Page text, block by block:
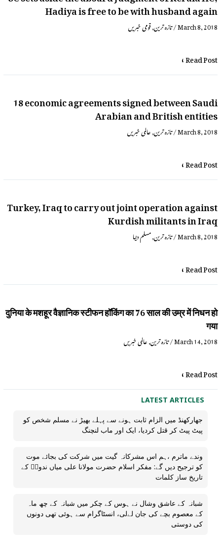
LATEST ARTICLES
جھارکھنڈ میں الزام ثابت ہونے سے پہلے بھیڑ نے مسلم شخص کو
پیٹ پیٹ کر قتل کردیا، ایک اور ماب لنچنگ
وندے ماترم ،ہم اس مشرکانہ گیت میں شرکت کی بجائے موت
کو ترجیح دیں گے: مفکر اسلام حضرت مولانا علی میاں ندویؒ کے
تاریخ ساز کلمات
شبانہ کے عاشق وشال نے ہوس کے چکر میں شبانہ کے چھ ماہ
کے معصوم بچے کی جان لےلی، انسٹاگرام سے ہوئی تھی دونوں
کی دوستی
Hadiya is free to be with husband again
تازہ ترین,قومی خبریں /March 8, 2018
Read Post »
18 economic agreements signed between Saudi
Arabian and British entities
تازہ ترین,عالمی خبریں /March 8, 2018
Read Post »
Turkey, Iraq to carry out joint operation against
Kurdish militants in Iraq
تازہ ترین,مسلم دنیا /March 8, 2018
Read Post »
दुनिया के मशहूर वैज्ञानिक स्‍टीफन हॉकिंग का 76 साल की उम्र में निधन हो
गया
تازہ ترین,عالمی خبریں /March 14, 2018
Read Post »